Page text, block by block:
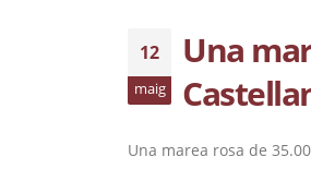
12
maig
Una
Una marea rosa de